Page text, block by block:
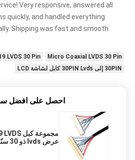
Very responsive, answered all
quickly, and handled everything
Shipping was fast and smooth.
Micro Coaxial LVDS 30 Pin
LVDS 30 Pin
30PIN إلى 30PIN Lvds كابل لشاشة LCD
احصل على افضل
عرض lvds ذو 30 سنًا متحد المحور